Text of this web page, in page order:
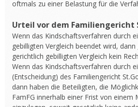
oftmals zu einer Belastung für die
Urteil vor dem Familiengericht
Wenn das Kindschaftsverfahren durch
gebilligten Vergleich beendet wird,
gerichtlich gebilligten Vergleich kein
Wenn das Kindschaftsverfahren durch
(Entscheidung) des Familiengericht
dann haben die Beteiligten, die
FamFG innerhalb einer Frist von einem